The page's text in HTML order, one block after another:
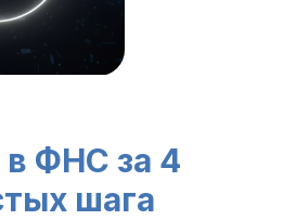
в ФНС за 4
шага